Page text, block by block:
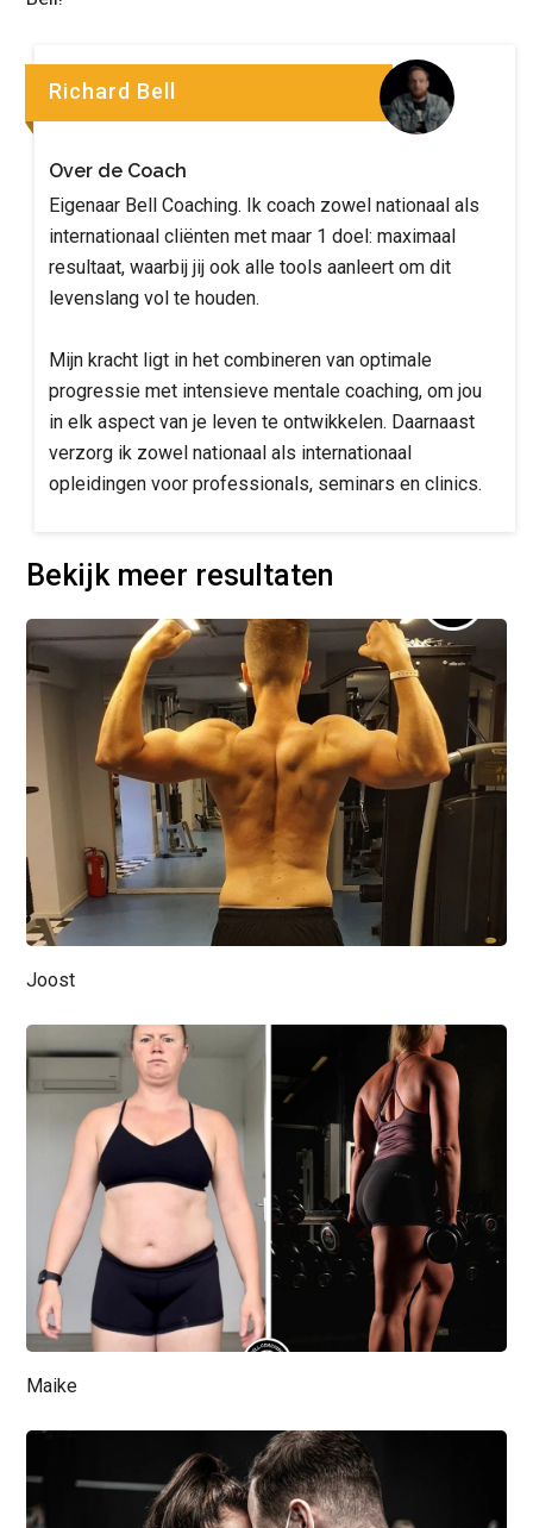
Richard Bell
Over de Coach
Eigenaar Bell Coaching. Ik coach zowel nationaal als
internationaal cliënten met maar 1 doel: maximaal
resultaat, waarbij jij ook alle tools aanleert om dit
levenslang vol te houden.
Mijn kracht ligt in het combineren van optimale
progressie met intensieve mentale coaching, om jou
in elk aspect van je leven te ontwikkelen. Daarnaast
verzorg ik zowel nationaal als internationaal
opleidingen voor professionals, seminars en clinics.
Bekijk meer resultaten
Joost
Maike